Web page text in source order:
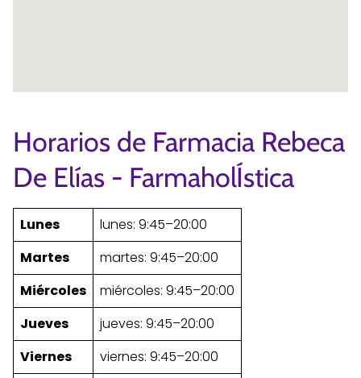
Horarios de Farmacia Rebeca
De Elías - FarmaholÍstica
Lunes
lunes: 9:45–20:00
Martes
martes: 9:45–20:00
Miércoles
miércoles: 9:45–20:00
Jueves
jueves: 9:45–20:00
Viernes
viernes: 9:45–20:00